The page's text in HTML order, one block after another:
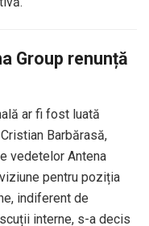
Group renunță
ar fi fost luată
Barbărasă,
vedetelor Antena
pentru poziția
indiferent de
interne, s-a decis